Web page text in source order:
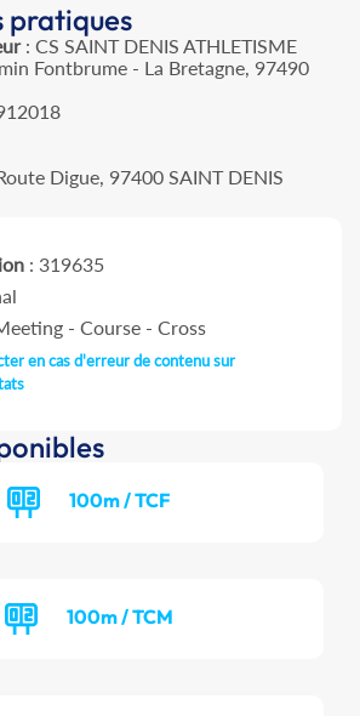
pratiques
: CS SAINT DENIS ATHLETISME
Fontbrume - La Bretagne, 97490
Digue, 97400 SAINT DENIS
: 319635
- Course - Cross
en cas d'erreur de contenu sur
100m / TCF
100m / TCM